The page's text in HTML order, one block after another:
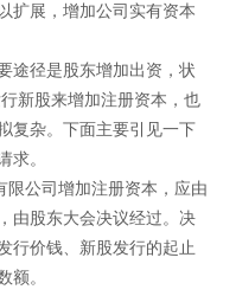
扩展，增加公司实有资本
径是股东增加出资，状
新股来增加注册资本，也
复杂。下面主要引见一下
求。
公司增加注册资本，应由
由股东大会决议经过。决
行价钱、新股发行的起止
额。